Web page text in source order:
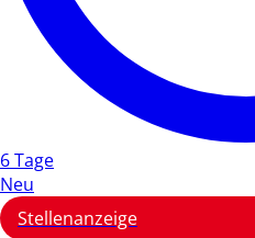
6 Tage
Neu
Stellenanzeige